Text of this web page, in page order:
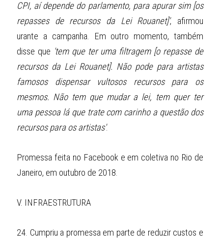
CPI, aí depende do parlamento, para apurar sim [os
repasses de recursos da Lei Rouanet]', afirmou
urante a campanha. Em outro momento, também
disse que 'tem que ter uma filtragem [o repasse de
recursos da Lei Rouanet]. Não pode para artistas
famosos dispensar vultosos recursos para os
mesmos. Não tem que mudar a lei, tem quer ter
uma pessoa lá que trate com carinho a questão dos
recursos para os artistas'.
Promessa feita no Facebook e em coletiva no Rio de
Janeiro, em outubro de 2018.
V. INFRAESTRUTURA
24. Cumpriu a promessa em parte de reduzir custos e